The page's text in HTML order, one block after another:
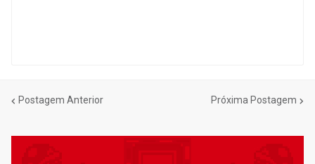
Postagem Anterior Próxima Postagem